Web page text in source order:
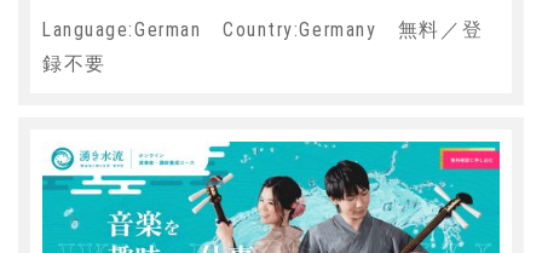
Language:German Country:Germany 無料／登
録不要